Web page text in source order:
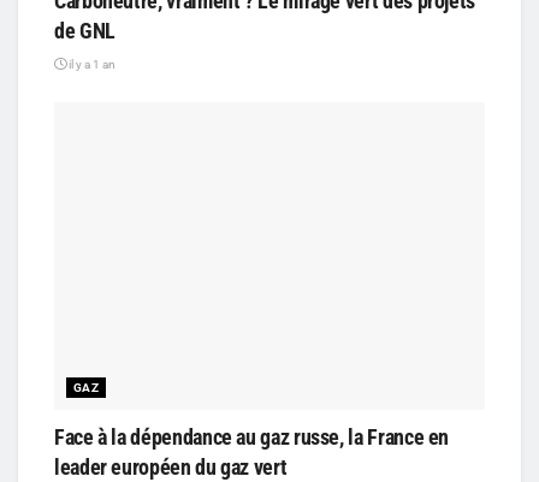
de GNL
il y a 1 an
GAZ
Face à la dépendance au gaz russe, la France en
leader européen du gaz vert